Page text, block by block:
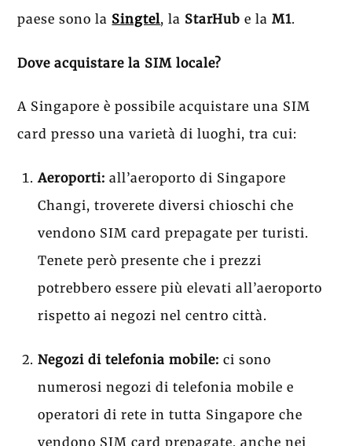
paese sono la Singtel, la StarHub e laM1.
Dove acquistare la SIM locale?
A Singapore è possibile acquistare una SIM
card presso una varietà di luoghi, tra cui:
Aeroporti: all’aeroporto di Singapore
Changi, troverete diversi chioschi che
vendono SIM card prepagate per turisti.
Tenete però presente che i prezzi
potrebbero essere più elevati all’aeroporto
rispetto ai negozi nel centro città.
Negozi di telefonia mobile: ci sono
numerosi negozi di telefonia mobile e
operatori di rete in tutta Singapore che
vendono SIM card prepagate, anche nei